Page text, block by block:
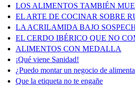
LOS ALIMENTOS TAMBIÉN
EL ARTE DE COCINAR SOBRE
LA ACRILAMIDA BAJO
EL CERDO IBÉRICO QUE NO
ALIMENTOS CON MEDALLA
¡Qué viene Sanidad!
¿Puedo montar un negocio de
Que la etiqueta no te engañe